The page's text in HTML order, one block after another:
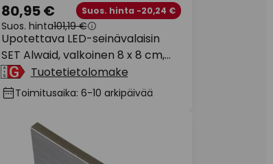
Upotettava LED-seinävalaisin
SET Alwaid, valkoinen 8 x 8 cm,
taso 2700 K
80,95 € Suos. hinta -20,24 €
Suos. hinta101,19 €
Tuotetietolomake
Toimitusaika: 6-10 arkipäivää